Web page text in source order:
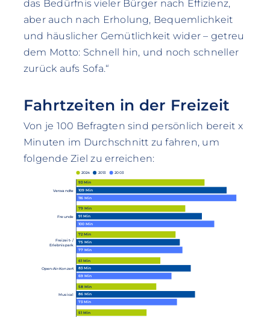
das Bedürfnis vieler Bürger nach Effizienz,
aber auch nach Erholung, Bequemlichkeit
und häuslicher Gemütlichkeit wider – getreu
dem Motto: Schnell hin, und noch schneller
zurück aufs Sofa.“
Fahrtzeiten in der Freizeit
Von je 100 Befragten sind persönlich bereit x
Minuten im Durchschnitt zu fahren, um
folgende Ziel zu erreichen:
2024 2013 2003
Verwandte
93 Min
109 Min
116 Min
Freunde
79 Min
91 Min
100 Min
Freizeit- /
Erlebnispark
72 Min
75 Min
77 Min
Open-Air-Konzert
61 Min
83 Min
69 Min
Musical
58 Min
86 Min
73 Min
51 Min